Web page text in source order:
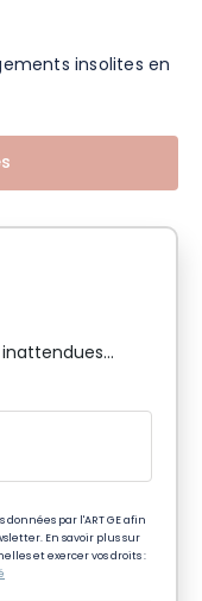
insolites en
par l'ART GE afin
En savoir plus sur
et exercer vos droits :